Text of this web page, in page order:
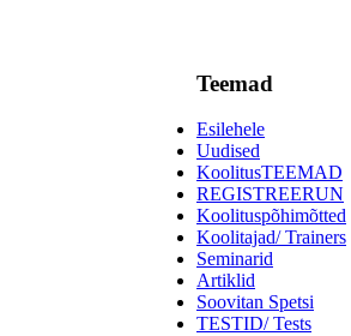
Teemad
Esilehele
Uudised
KoolitusTEEMAD
REGISTREERUN
Koolituspõhimõtted
Koolitajad/ Trainers
Seminarid
Artiklid
Soovitan Spetsi
TESTID/ Tests